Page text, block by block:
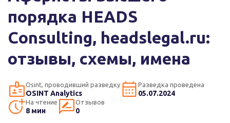
порядка HEADS
Consulting, headslegal.ru:
отзывы, схемы, имена
Osint, проводивший разведку
OSINT Analytics
Разведка проведена
05.07.2024
На чтение
8 мин
Отзывов
0